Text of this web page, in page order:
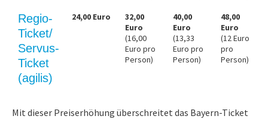
Regio-
Ticket/
Servus-
Ticket
(agilis)
24,00 Euro
32,00
Euro
(16,00
Euro pro
Person)
40,00
Euro
(13,33
Euro pro
Person)
48,00
Euro
(12 Euro
pro
Person)
Mit dieser Preiserhöhung überschreitet das Bayern-Ticket